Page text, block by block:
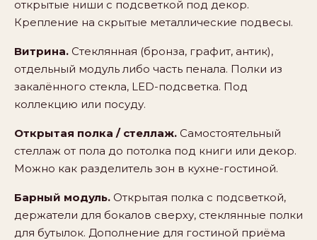
открытые ниши с подсветкой под декор.
Крепление на скрытые металлические подвесы.
Витрина. Стеклянная (бронза, графит, антик),
отдельный модуль либо часть пенала. Полки из
закалённого стекла, LED-подсветка. Под
коллекцию или посуду.
Открытая полка / стеллаж. Самостоятельный
стеллаж от пола до потолка под книги или декор.
Можно как разделитель зон в кухне-гостиной.
Барный модуль. Открытая полка с подсветкой,
держатели для бокалов сверху, стеклянные полки
для бутылок. Дополнение для гостиной приёма